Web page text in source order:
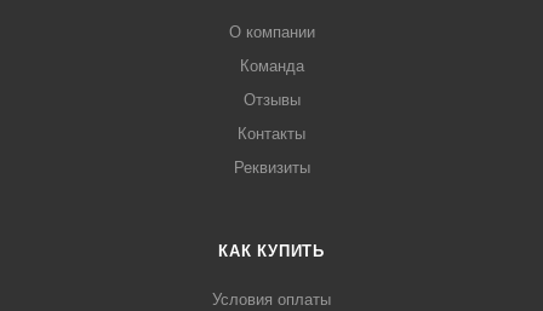
О компании
Команда
Отзывы
Контакты
Реквизиты
КАК КУПИТЬ
Условия оплаты